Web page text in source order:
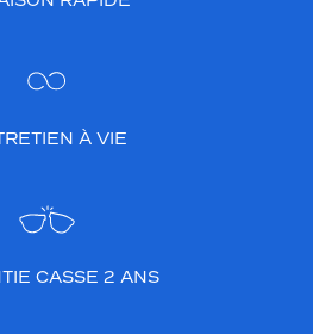
À VIE
CASSE 2 ANS